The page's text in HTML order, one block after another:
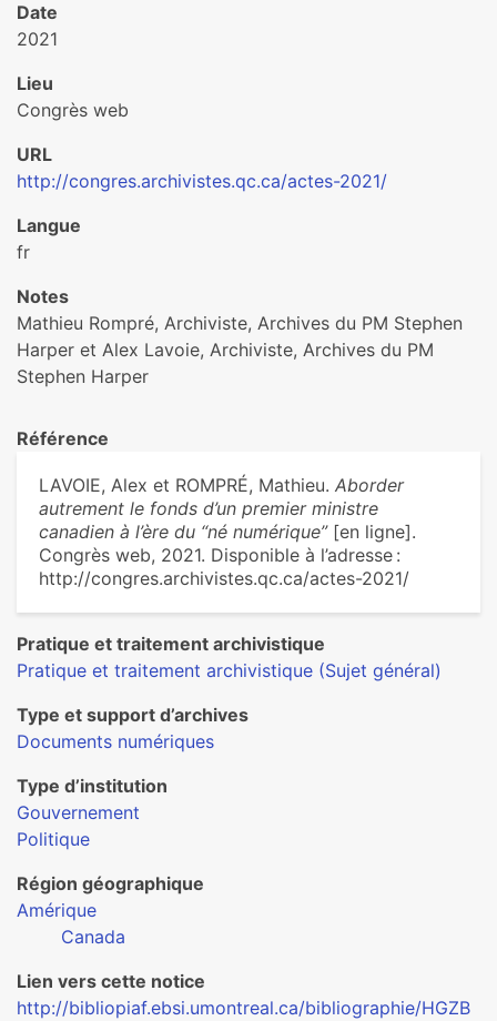
Date
2021
Lieu
Congrès web
URL
http://congres.archivistes.qc.ca/actes-2021/
Langue
fr
Notes
Mathieu Rompré, Archiviste, Archives du PM Stephen
Harper et Alex Lavoie, Archiviste, Archives du PM
Stephen Harper
Référence
LAVOIE, Alex et ROMPRÉ, Mathieu. Aborder
autrement le fonds d’un premier ministre
canadien à l’ère du “né numérique”[en ligne].
Congrès web, 2021. Disponible à l’adresse :
http://congres.archivistes.qc.ca/actes-2021/
Pratique et traitement archivistique
Pratique et traitement archivistique (Sujet général)
Type et support d’archives
Documents numériques
Type d’institution
Gouvernement
Politique
Région géographique
Amérique
Canada
Lien vers cette notice
http://bibliopiaf.ebsi.umontreal.ca/bibliographie/HGZB